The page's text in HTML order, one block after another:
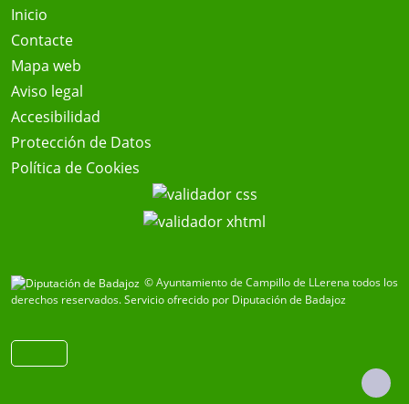
Inicio
Contacte
Mapa web
Aviso legal
Accesibilidad
Protección de Datos
Política de Cookies
© Ayuntamiento de Campillo de LLerena todos los
derechos reservados.Servicio ofrecido por Diputación de Badajoz